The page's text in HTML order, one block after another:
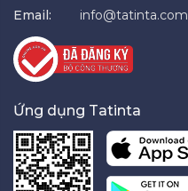
Email:
info@tatinta.com
Ứng dụng Tatinta